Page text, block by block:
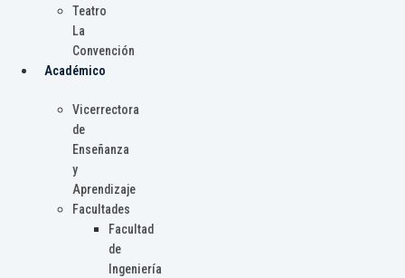
Teatro
La
Convención
Académico
Vicerrectora
de
Enseñanza
y
Aprendizaje
Facultades
Facultad
de
Ingeniería